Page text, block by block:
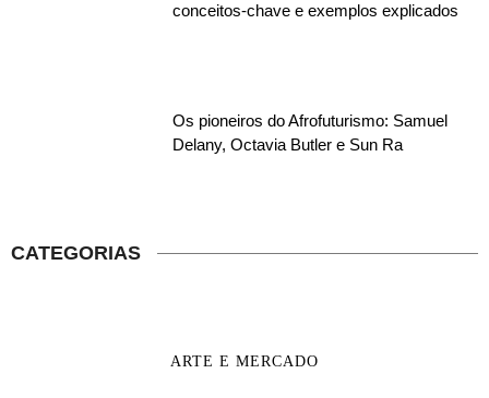
conceitos-chave e exemplos explicados
Os pioneiros do Afrofuturismo: Samuel
Delany, Octavia Butler e Sun Ra
CATEGORIAS
ARTE E MERCADO